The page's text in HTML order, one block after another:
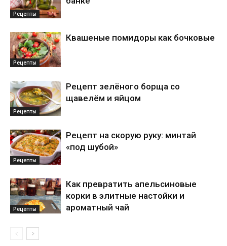
Рецепты
Рецепты
Квашеные помидоры как бочковые
Рецепты
Рецепт зелёного борща со
щавелём и яйцом
Рецепты
Рецепт на скорую руку: минтай
«под шубой»
Рецепты
Как превратить апельсиновые
корки в элитные настойки и
ароматный чай